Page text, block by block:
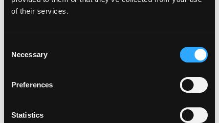
of their services.
Selection
Necessary
Preferences
Statistics